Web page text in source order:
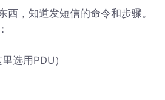
西，知道发短信的命令和步骤。
选用PDU）